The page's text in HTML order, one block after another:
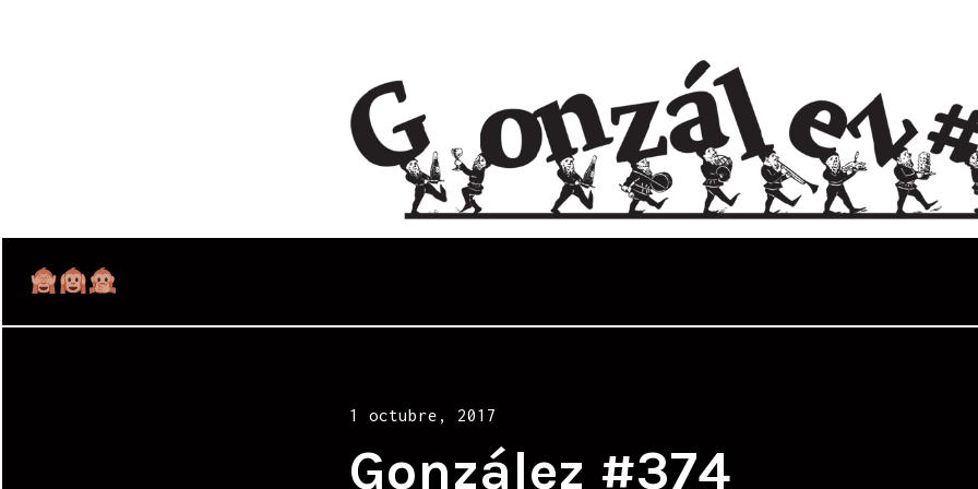
Posted
1 octubre, 2017
González #374